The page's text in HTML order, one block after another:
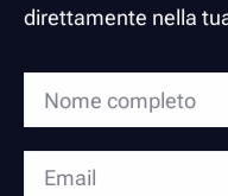
direttamente nella